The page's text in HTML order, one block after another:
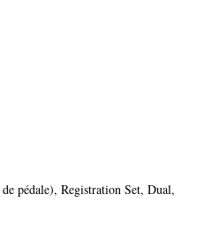
pédale), Registration Set, Dual,